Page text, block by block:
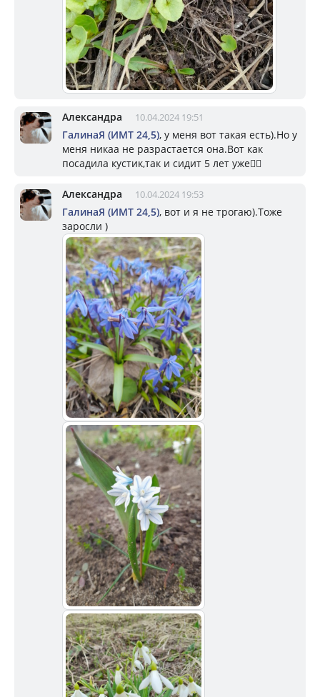
Александра 10.04.2024 19:51
ГалинаЯ (ИМТ 24,5), у меня вот такая есть).Но у
меня никаа не разрастается она.Вот как
посадила кустик,так и сидит 5 лет уже🤷‍♀️
Александра 10.04.2024 19:53
ГалинаЯ (ИМТ 24,5), вот и я не трогаю).Тоже
заросли )